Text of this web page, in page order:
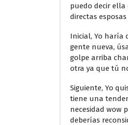
puedo decir
directas
Inicial, Yo haría
gente nueva,
golpe arriba
otra ya que tú
Siguiente, Yo
tiene una
necesidad wow
deberías